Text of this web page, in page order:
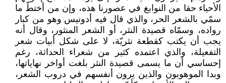
الأحياء حقا من النوابغ في عصورنا هذه، وإن من أختطّ ما
سمّي بالشعر الحر، والذي قال فيه أدونيس وهو من كبار
رواده، وسمّاه قصيدة النثر، أو الشعر المنثور، وقال أنه
يجب أن يكتب كقطعة نثريّة، لا على شكل أبيات شعر
التفعيلة، والذي اعتمده كثير من شعراء الحداثة، رغم
إحساسي أن ما يسمى قصيدة النثر بلغت أواخر نهاياتها،
وبدا الموهوبون والذين يرون أنفسهم في دروب الشعر،